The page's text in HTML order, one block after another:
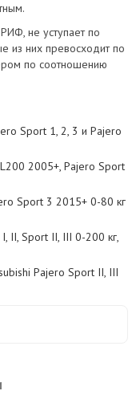
не уступает по
из них превосходит по
по соотношению
Sport 1, 2, 3 и Pajero
2005+, Pajero Sport
Sport 3 2015+ 0-80 кг
II, Sport II, III 0-200 кг,
Pajero Sport II, III